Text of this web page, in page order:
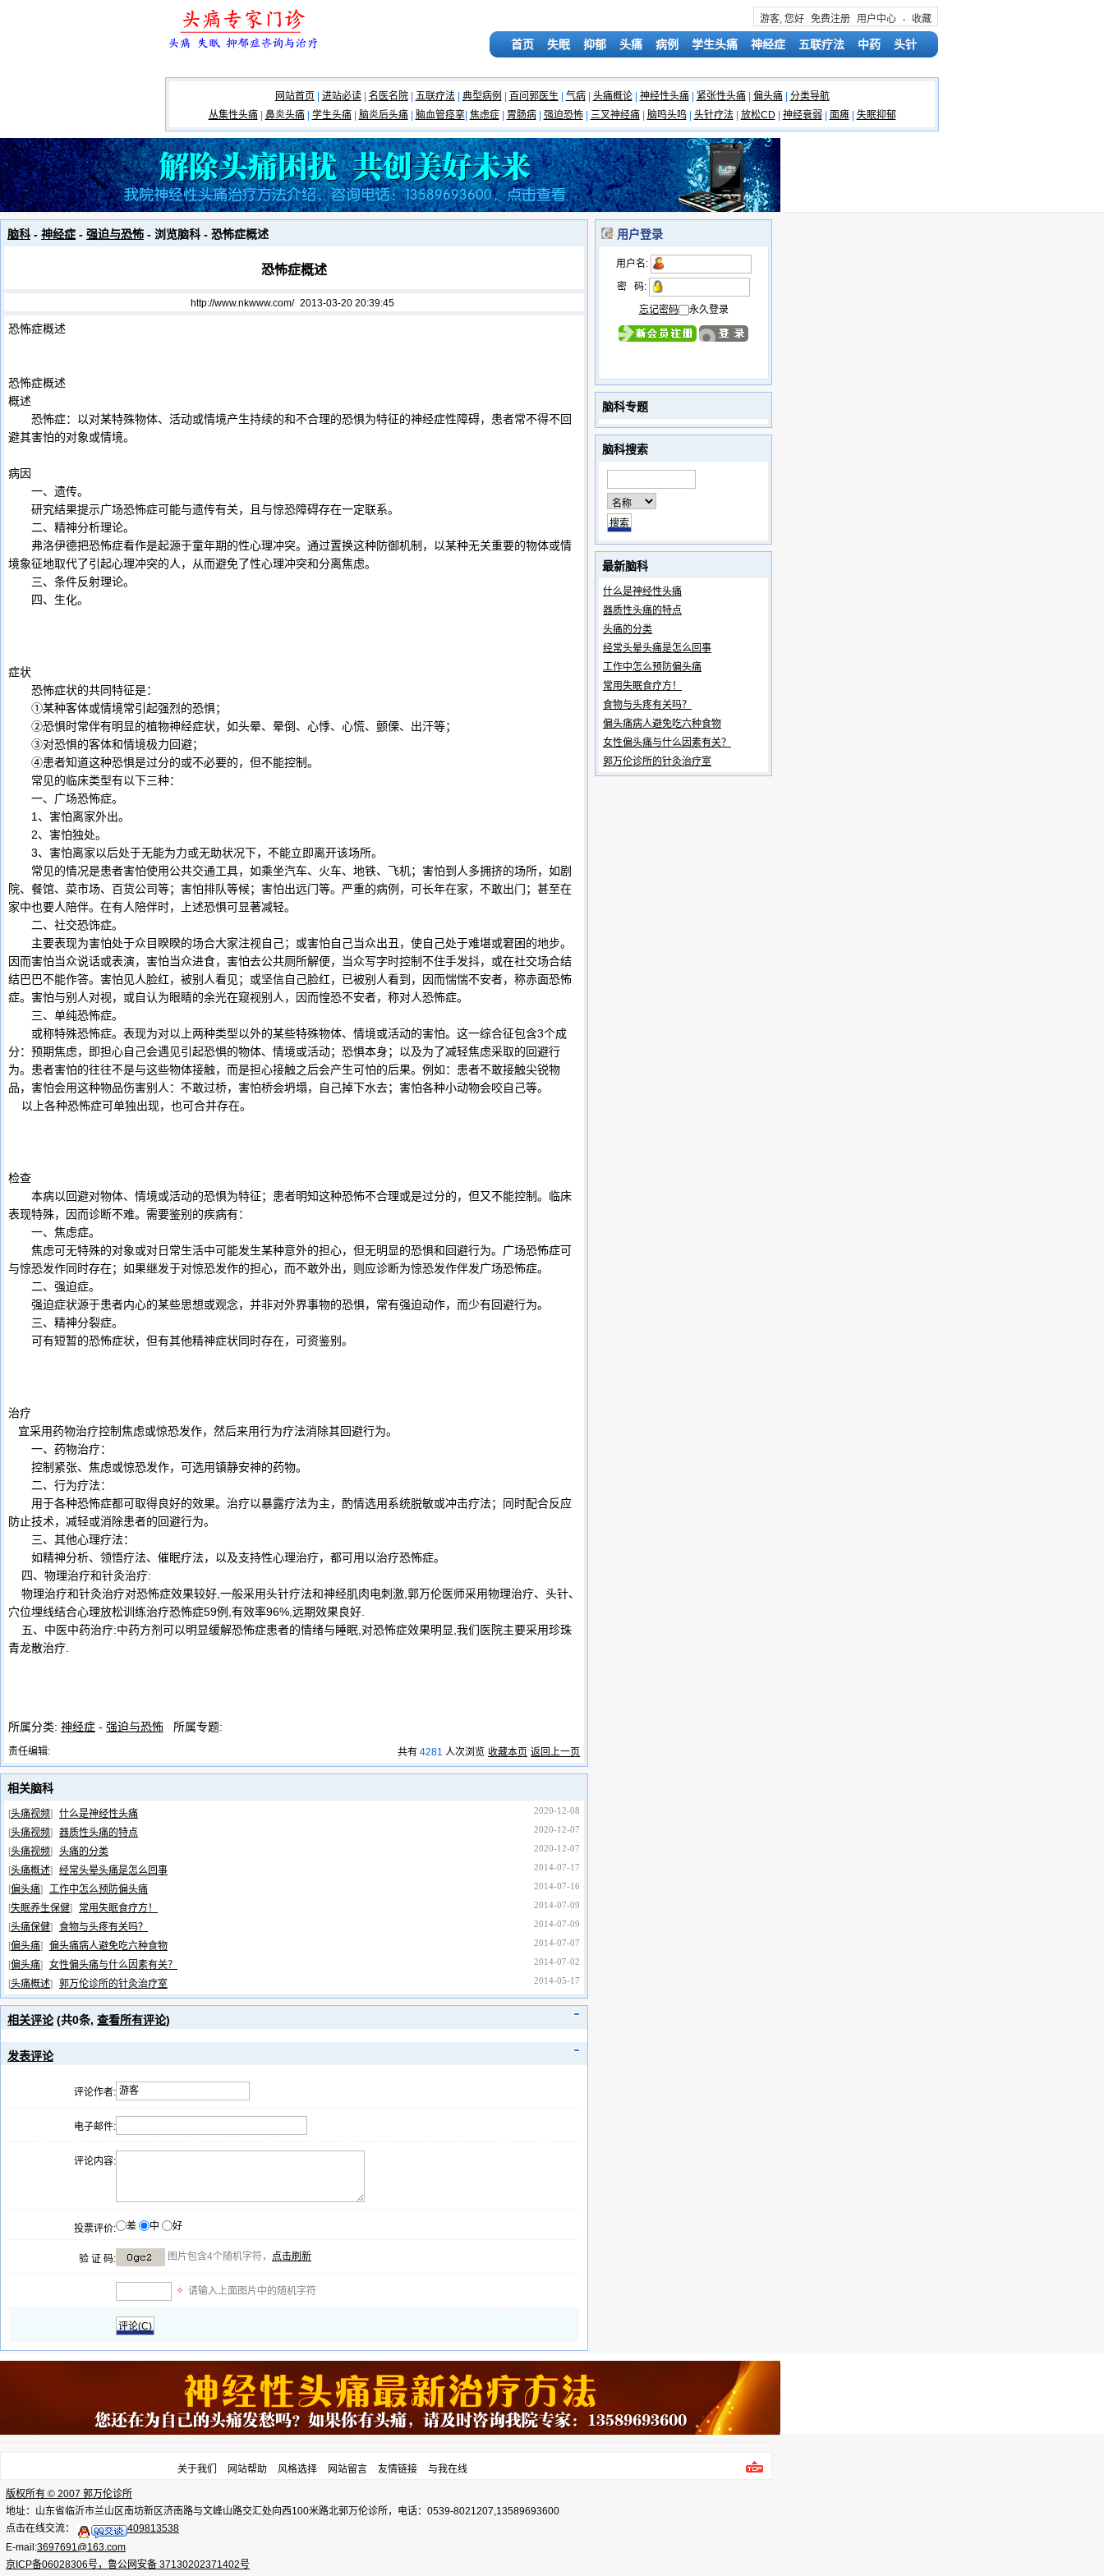
游客, 您好 免费注册 用户中心 , 收藏
首页 失眠 抑郁 头痛 病例 学生头痛 神经症 五联疗法 中药 头针
网站首页 进站必读 名医名院 五联疗法 典型病例 百问郭医生 气病 头痛概论 神经性头痛 紧张性头痛 偏头痛
分类导航
丛集性头痛
鼻炎头痛 学生头痛 脑炎后头痛 脑血管痉挛| 焦虑症 胃肠病 强迫恐怖 三叉神经痛 脑鸣头鸣 头针疗法 放松CD 神经衰弱 面瘫 失眠抑郁
脑科 - 神经症 - 强迫与恐怖 - 浏览脑科 - 恐怖症概述
恐怖症概述
http://www.nkwww.com/ 2013-03-20 20:39:45
恐怖症概述
恐怖症概述
概述
恐怖症：以对某特殊物体、活动或情境产生持续的和不合理的恐惧为特征的神经症性障碍，患者常不得不回
避其害怕的对象或情境。
病因
一、遗传。
研究结果提示广场恐怖症可能与遗传有关，且与惊恐障碍存在一定联系。
二、精神分析理论。
弗洛伊德把恐怖症看作是起源于童年期的性心理冲突。通过置换这种防御机制，以某种无关重要的物体或情
境象征地取代了引起心理冲突的人，从而避免了性心理冲突和分离焦虑。
三、条件反射理论。
四、生化。
症状
恐怖症状的共同特征是：
①某种客体或情境常引起强烈的恐惧；
②恐惧时常伴有明显的植物神经症状，如头晕、晕倒、心悸、心慌、颤傈、出汗等；
③对恐惧的客体和情境极力回避；
④患者知道这种恐惧是过分的或不必要的，但不能控制。
常见的临床类型有以下三种：
一、广场恐怖症。
1、害怕离家外出。
2、害怕独处。
3、害怕离家以后处于无能为力或无助状况下，不能立即离开该场所。
常见的情况是患者害怕使用公共交通工具，如乘坐汽车、火车、地铁、飞机；害怕到人多拥挤的场所，如剧
院、餐馆、菜市场、百货公司等；害怕排队等候；害怕出远门等。严重的病例，可长年在家，不敢出门；甚至在
家中也要人陪伴。在有人陪伴时，上述恐惧可显著减轻。
二、社交恐饰症。
主要表现为害怕处于众目睽睽的场合大家注视自己；或害怕自己当众出丑，使自己处于难堪或窘困的地步。
因而害怕当众说话或表演，害怕当众进食，害怕去公共厕所解便，当众写字时控制不住手发抖，或在社交场合结
结巴巴不能作答。害怕见人脸红，被别人看见；或坚信自己脸红，已被别人看到，因而惴惴不安者，称赤面恐怖
症。害怕与别人对视，或自认为眼睛的余光在窥视别人，因而惶恐不安者，称对人恐怖症。
三、单纯恐怖症。
或称特殊恐怖症。表现为对以上两种类型以外的某些特殊物体、情境或活动的害怕。这一综合征包含3个成
分：预期焦虑，即担心自己会遇见引起恐惧的物体、情境或活动；恐惧本身；以及为了减轻焦虑采取的回避行
为。患者害怕的往往不是与这些物体接触，而是担心接触之后会产生可怕的后果。例如：患者不敢接触尖锐物
品，害怕会用这种物品伤害别人：不敢过桥，害怕桥会坍塌，自己掉下水去；害怕各种小动物会咬自己等。
以上各种恐怖症可单独出现，也可合并存在。
检查
本病以回避对物体、情境或活动的恐惧为特征；患者明知这种恐怖不合理或是过分的，但又不能控制。临床
表现特殊，因而诊断不难。需要鉴别的疾病有：
一、焦虑症。
焦虑可无特殊的对象或对日常生活中可能发生某种意外的担心，但无明显的恐惧和回避行为。广场恐怖症可
与惊恐发作同时存在；如果继发于对惊恐发作的担心，而不敢外出，则应诊断为惊恐发作伴发广场恐怖症。
二、强迫症。
强迫症状源于患者内心的某些思想或观念，并非对外界事物的恐惧，常有强迫动作，而少有回避行为。
三、精神分裂症。
可有短暂的恐怖症状，但有其他精神症状同时存在，可资鉴别。
治疗
宜采用药物治疗控制焦虑或惊恐发作，然后来用行为疗法消除其回避行为。
一、药物治疗：
控制紧张、焦虑或惊恐发作，可选用镇静安神的药物。
二、行为疗法：
用于各种恐怖症都可取得良好的效果。治疗以暴露疗法为主，酌情选用系统脱敏或冲击疗法；同时配合反应
防止技术，减轻或消除患者的回避行为。
三、其他心理疗法：
如精神分析、领悟疗法、催眠疗法，以及支持性心理治疗，都可用以治疗恐怖症。
四、物理治疗和针灸治疗:
物理治疗和针灸治疗对恐怖症效果较好,一般采用头针疗法和神经肌肉电刺激,郭万伦医师采用物理治疗、头针、
穴位埋线结合心理放松训练治疗恐怖症59例,有效率96%,远期效果良好.
五、中医中药治疗:中药方剂可以明显缓解恐怖症患者的情绪与睡眠,对恐怖症效果明显,我们医院主要采用珍珠
青龙散治疗.
所属分类: 神经症 - 强迫与恐怖 所属专题:
共有 4281 人次浏览 收藏本页 返回上一页
责任编辑:
相关脑科
2020-12-08
[头痛视频] 什么是神经性头痛
2020-12-07
[头痛视频] 器质性头痛的特点
2020-12-07
[头痛视频] 头痛的分类
2014-07-17
[头痛概述] 经常头晕头痛是怎么回事
2014-07-16
[偏头痛] 工作中怎么预防偏头痛
2014-07-09
[失眠养生保健] 常用失眠食疗方！
2014-07-09
[头痛保健] 食物与头疼有关吗？
2014-07-07
[偏头痛] 偏头痛病人避免吃六种食物
2014-07-02
[偏头痛] 女性偏头痛与什么因素有关？
2014-05-17
[头痛概述] 郭万伦诊所的针灸治疗室
相关评论(共0条, 查看所有评论)
发表评论
评论作者:
电子邮件:
评论内容:
投票评价: 差 中 好
验 证 码: 图片包含4个随机字符， 点击刷新
请输入上面图片中的随机字符
评论(C)
用户登录
用户名:
密 码:
忘记密码
永久登录
脑科专题
脑科搜索
最新脑科
什么是神经性头痛
器质性头痛的特点
头痛的分类
经常头晕头痛是怎么回事
工作中怎么预防偏头痛
常用失眠食疗方！
食物与头疼有关吗？
偏头痛病人避免吃六种食物
女性偏头痛与什么因素有关？
郭万伦诊所的针灸治疗室
关于我们 网站帮助 风格选择 网站留言 友情链接 与我在线
版权所有 © 2007 郭万伦诊所
地址：山东省临沂市兰山区南坊新区济南路与文峰山路交汇处向西100米路北郭万伦诊所，电话：0539-8021207,13589693600
点击在线交流：
409813538
E-mail:3697691@163.com
京ICP备06028306号，鲁公网安备 37130202371402号